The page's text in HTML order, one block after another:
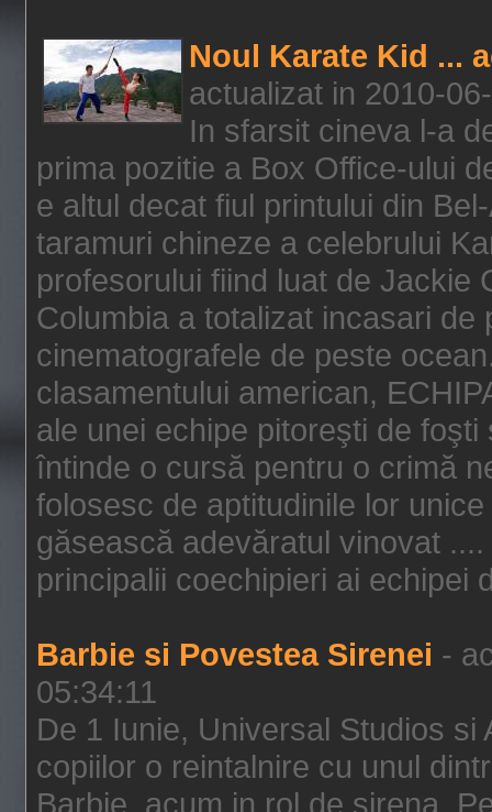
Noul Karate Kid ...
actualizat in 2010-
In sfarsit cineva l-a
prima pozitie a Box Office-ului
e altul decat fiul printului din
taramuri chineze a celebrului
profesorului fiind luat de Jackie
Columbia a totalizat incasari
cinematografele de peste
clasamentului american,
ale unei echipe pitoreşti de
întinde o cursă pentru o crimă
folosesc de aptitudinile lor
găsească adevăratul vinovat
principalii coechipieri ai echipei
Barbie si Povestea Sirenei -
05:34:11
De 1 Iunie, Universal Studios si
copiilor o reintalnire cu unul
Barbie, acum in rol de sirena.